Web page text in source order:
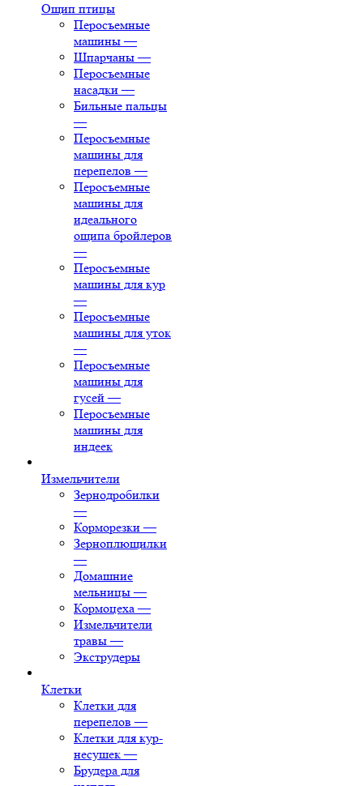
Ощип птицы
Перосъемные
машины —
Шпарчаны —
Перосъемные
насадки —
Бильные пальцы
—
Перосъемные
машины для
перепелов —
Перосъемные
машины для
идеального
ощипа бройлеров
—
Перосъемные
машины для кур
—
Перосъемные
машины для уток
—
Перосъемные
машины для
гусей —
Перосъемные
машины для
индеек
Измельчители
Зернодробилки
—
Корморезки —
Зерноплющилки
—
Домашние
мельницы —
Кормоцеха —
Измельчители
травы —
Экструдеры
Клетки
Клетки для
перепелов —
Клетки для кур-
несушек —
Брудера для